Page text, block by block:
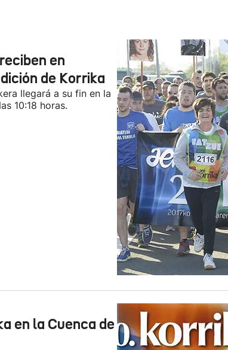
en
de Korrika
llegará a su fin en la
10:18 horas.
en la Cuenca de